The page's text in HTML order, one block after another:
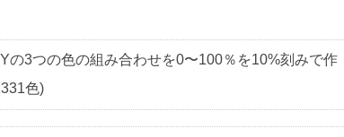
の3つの色の組み合わせを0〜100％を10%刻みで作
色)